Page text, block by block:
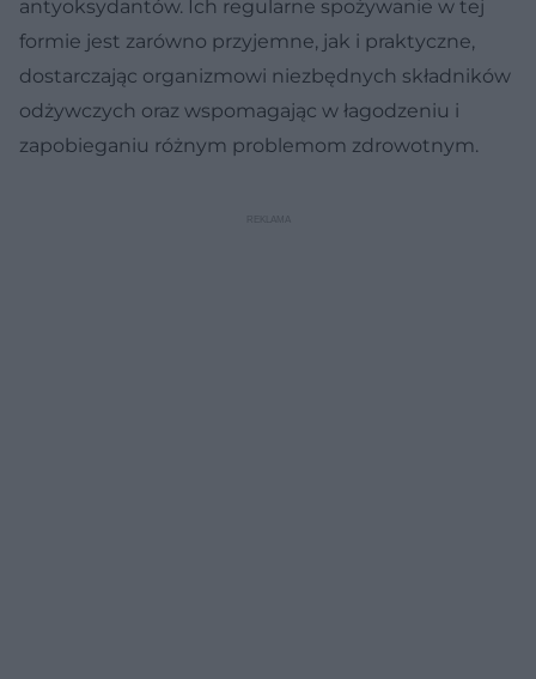
antyoksydantów. Ich regularne spożywanie w tej
formie jest zarówno przyjemne, jak i praktyczne,
dostarczając organizmowi niezbędnych składników
odżywczych oraz wspomagając w łagodzeniu i
zapobieganiu różnym problemom zdrowotnym.